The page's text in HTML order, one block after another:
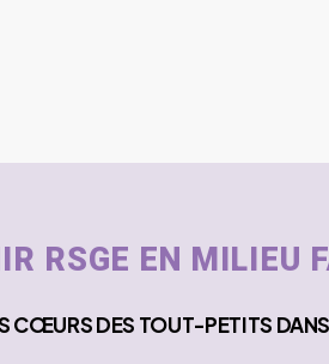
RSGE EN MILIEU
CŒURS DES TOUT-PETITS DANS